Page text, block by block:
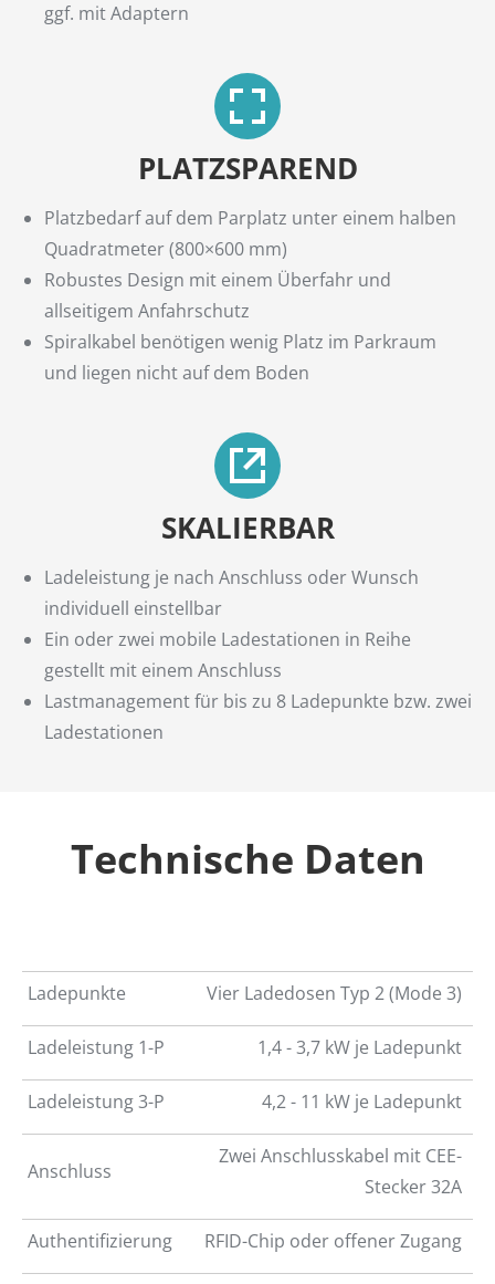
ggf. mit Adaptern
PLATZSPAREND
Platzbedarf auf dem Parplatz unter einem halben
Quadratmeter (800×600 mm)
Robustes Design mit einem Überfahr und
allseitigem Anfahrschutz
Spiralkabel benötigen wenig Platz im Parkraum
und liegen nicht auf dem Boden
SKALIERBAR
Ladeleistung je nach Anschluss oder Wunsch
individuell einstellbar
Ein oder zwei mobile Ladestationen in Reihe
gestellt mit einem Anschluss
Lastmanagement für bis zu 8 Ladepunkte bzw. zwei
Ladestationen
Technische Daten
Ladepunkte Vier Ladedosen Typ 2 (Mode 3)
Ladeleistung 1-P 1,4 - 3,7 kW je Ladepunkt
Ladeleistung 3-P 4,2 - 11 kW je Ladepunkt
Anschluss
Zwei Anschlusskabel mit CEE-
Stecker 32A
Authentifizierung RFID-Chip oder offener Zugang